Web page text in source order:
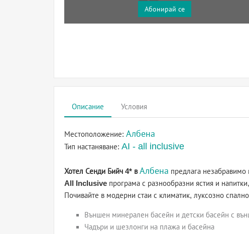
Абонирай се
Описание Условия
Местоположение: Албена
Тип настаняване: AI - all inclusive
Хотел Сенди Бийч 4* вАлбена предлага незабравимо
All Inclusive програма с разнообразни ястия и
Почивайте в модерни стаи с климатик, луксозно
Външен минерален басейн и детски басейн с
Чадъри и шезлонги на плажа и басейна